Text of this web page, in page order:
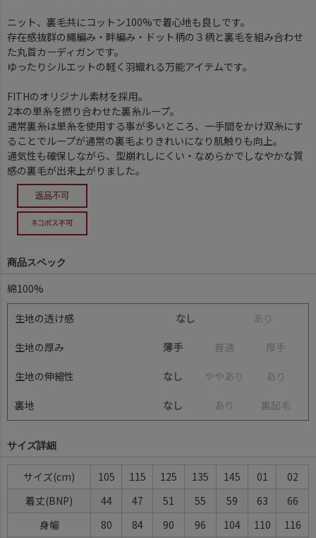
ニット、裏毛共にコットン100%で着心地も良しです。
存在感抜群の縄編み・畔編み・ドット柄の３柄と裏毛を組み合わせ
た丸首カーディガンです。
ゆったりシルエットの軽く羽織れる万能アイテムです。
FITHのオリジナル素材を採用。
2本の単糸を撚り合わせた裏糸ループ。
通常裏糸は単糸を使用する事が多いところ、一手間をかけ双糸にす
ることでループが通常の裏毛よりきれいになり肌触りも向上。
通気性も確保しながら、型崩れしにくい・なめらかでしなやかな質
感の裏毛が出来上がりました。
商品スペック
綿100%
生地の透け感 なし あ り
生地の厚み 薄手 普通 厚手
生地の伸縮性 なし ややあ り あ り
裏地 なし あ り 裏起毛
サイズ詳細
サイズ 105 115 125 135 145 01
02
着丈(BNP)
44 47 51 55 59 63
66
身幅
80 84 90 96 104 110 116